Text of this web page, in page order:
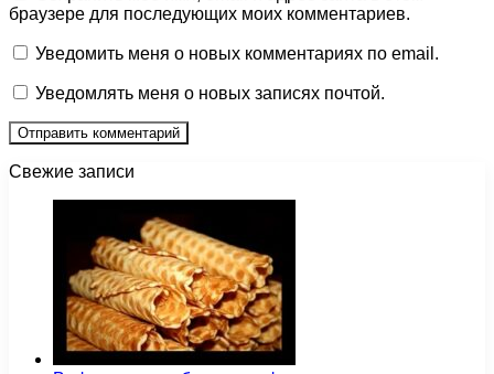
браузере для последующих моих комментариев.
Уведомить меня о новых комментариях по email.
Уведомлять меня о новых записях почтой.
Свежие записи